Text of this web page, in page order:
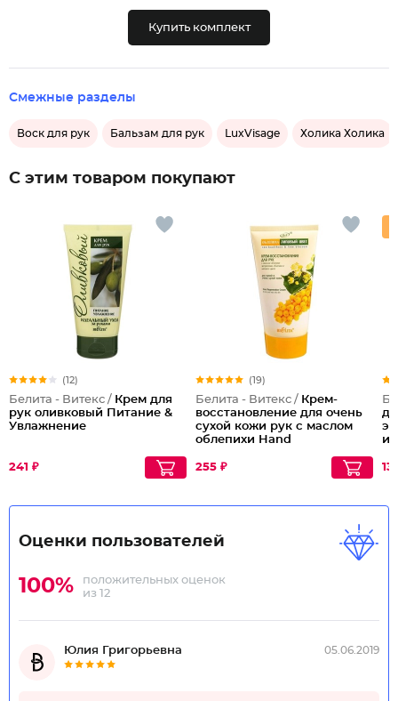
Купить комплект
Смежные разделы
Воск для рук Бальзам для рук LuxVisage Холика Холика
С этим товаром покупают
(12)
Белита - Витекс / Крем для
рук оливковый Питание &
Увлажнение
241 ₽
(19)
Белита - Витекс / Крем-
восстановление для очень
сухой кожи рук с маслом
облепихи Hand
and Dry Very Skin
255 ₽
и
Оценки пользователей
100%
положительных оценок
из 12
Юлия Григорьевна 05.06.2019